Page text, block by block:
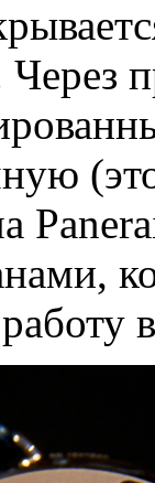
Через